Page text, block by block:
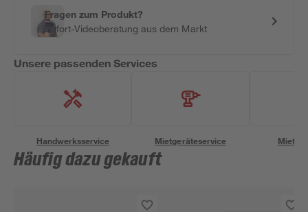
Fragen zum Produkt?
Sofort-Videoberatung aus dem Markt
Unsere passenden Services
Handwerksservice Mietgeräteservice
Häufig dazu gekauft